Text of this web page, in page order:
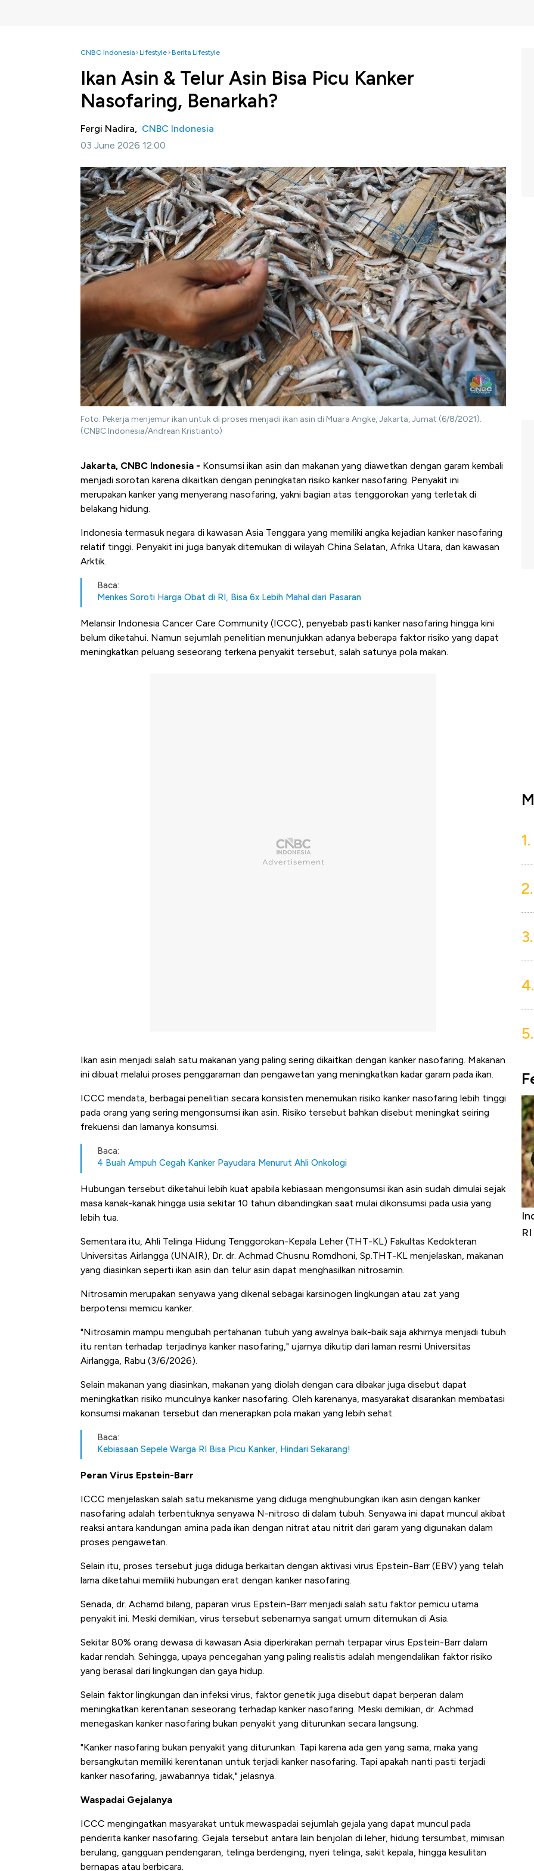
CNBC Indonesia Lifestyle Berita Lifestyle
Ikan Asin & Telur Asin Bisa Picu Kanker
Nasofaring, Benarkah?
Fergi Nadira, CNBC Indonesia
03 June 2026 12:00
Foto: Pekerja menjemur ikan untuk di proses menjadi ikan asin di Muara Angke, Jakarta, Jumat (6/8/2021).
(CNBC Indonesia/Andrean Kristianto)
Jakarta, CNBC Indonesia - Konsumsi ikan asin dan makanan yang diawetkan dengan garam kembali
menjadi sorotan karena dikaitkan dengan peningkatan risiko kanker nasofaring. Penyakit ini
merupakan kanker yang menyerang nasofaring, yakni bagian atas tenggorokan yang terletak di
belakang hidung.
Indonesia termasuk negara di kawasan Asia Tenggara yang memiliki angka kejadian kanker nasofaring
relatif tinggi. Penyakit ini juga banyak ditemukan di wilayah China Selatan, Afrika Utara, dan kawasan
Arktik.
Baca:
Menkes Soroti Harga Obat di RI, Bisa 6x Lebih Mahal dari Pasaran
Melansir Indonesia Cancer Care Community (ICCC), penyebab pasti kanker nasofaring hingga kini
belum diketahui. Namun sejumlah penelitian menunjukkan adanya beberapa faktor risiko yang dapat
meningkatkan peluang seseorang terkena penyakit tersebut, salah satunya pola makan.
Ikan asin menjadi salah satu makanan yang paling sering dikaitkan dengan kanker nasofaring. Makanan
ini dibuat melalui proses penggaraman dan pengawetan yang meningkatkan kadar garam pada ikan.
ICCC mendata, berbagai penelitian secara konsisten menemukan risiko kanker nasofaring lebih tinggi
pada orang yang sering mengonsumsi ikan asin. Risiko tersebut bahkan disebut meningkat seiring
frekuensi dan lamanya konsumsi.
Baca:
4 Buah Ampuh Cegah Kanker Payudara Menurut Ahli Onkologi
Hubungan tersebut diketahui lebih kuat apabila kebiasaan mengonsumsi ikan asin sudah dimulai sejak
masa kanak-kanak hingga usia sekitar 10 tahun dibandingkan saat mulai dikonsumsi pada usia yang
lebih tua.
Sementara itu, Ahli Telinga Hidung Tenggorokan-Kepala Leher (THT-KL) Fakultas Kedokteran
Universitas Airlangga (UNAIR), Dr. dr. Achmad Chusnu Romdhoni, Sp.THT-KL menjelaskan, makanan
yang diasinkan seperti ikan asin dan telur asin dapat menghasilkan nitrosamin.
Nitrosamin merupakan senyawa yang dikenal sebagai karsinogen lingkungan atau zat yang
berpotensi memicu kanker.
"Nitrosamin mampu mengubah pertahanan tubuh yang awalnya baik-baik saja akhirnya menjadi tubuh
itu rentan terhadap terjadinya kanker nasofaring," ujarnya dikutip dari laman resmi Universitas
Airlangga, Rabu (3/6/2026).
Selain makanan yang diasinkan, makanan yang diolah dengan cara dibakar juga disebut dapat
meningkatkan risiko munculnya kanker nasofaring. Oleh karenanya, masyarakat disarankan membatasi
konsumsi makanan tersebut dan menerapkan pola makan yang lebih sehat.
Baca:
Kebiasaan Sepele Warga RI Bisa Picu Kanker, Hindari Sekarang!
Peran Virus Epstein-Barr
ICCC menjelaskan salah satu mekanisme yang diduga menghubungkan ikan asin dengan kanker
nasofaring adalah terbentuknya senyawa N-nitroso di dalam tubuh. Senyawa ini dapat muncul akibat
reaksi antara kandungan amina pada ikan dengan nitrat atau nitrit dari garam yang digunakan dalam
proses pengawetan.
Selain itu, proses tersebut juga diduga berkaitan dengan aktivasi virus Epstein-Barr (EBV) yang telah
lama diketahui memiliki hubungan erat dengan kanker nasofaring.
Senada, dr. Achamd bilang, paparan virus Epstein-Barr menjadi salah satu faktor pemicu utama
penyakit ini. Meski demikian, virus tersebut sebenarnya sangat umum ditemukan di Asia.
Sekitar 80% orang dewasa di kawasan Asia diperkirakan pernah terpapar virus Epstein-Barr dalam
kadar rendah. Sehingga, upaya pencegahan yang paling realistis adalah mengendalikan faktor risiko
yang berasal dari lingkungan dan gaya hidup.
Selain faktor lingkungan dan infeksi virus, faktor genetik juga disebut dapat berperan dalam
meningkatkan kerentanan seseorang terhadap kanker nasofaring. Meski demikian, dr. Achmad
menegaskan kanker nasofaring bukan penyakit yang diturunkan secara langsung.
"Kanker nasofaring bukan penyakit yang diturunkan. Tapi karena ada gen yang sama, maka yang
bersangkutan memiliki kerentanan untuk terjadi kanker nasofaring. Tapi apakah nanti pasti terjadi
kanker nasofaring, jawabannya tidak," jelasnya.
Waspadai Gejalanya
ICCC mengingatkan masyarakat untuk mewaspadai sejumlah gejala yang dapat muncul pada
penderita kanker nasofaring. Gejala tersebut antara lain benjolan di leher, hidung tersumbat, mimisan
berulang, gangguan pendengaran, telinga berdenging, nyeri telinga, sakit kepala, hingga kesulitan
bernapas atau berbicara.
1.
2.
3.
4.
5.